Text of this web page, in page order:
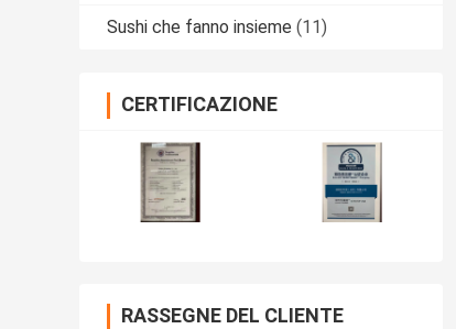
Sushi che fanno insieme (11)
CERTIFICAZIONE
RASSEGNE DEL CLIENTE